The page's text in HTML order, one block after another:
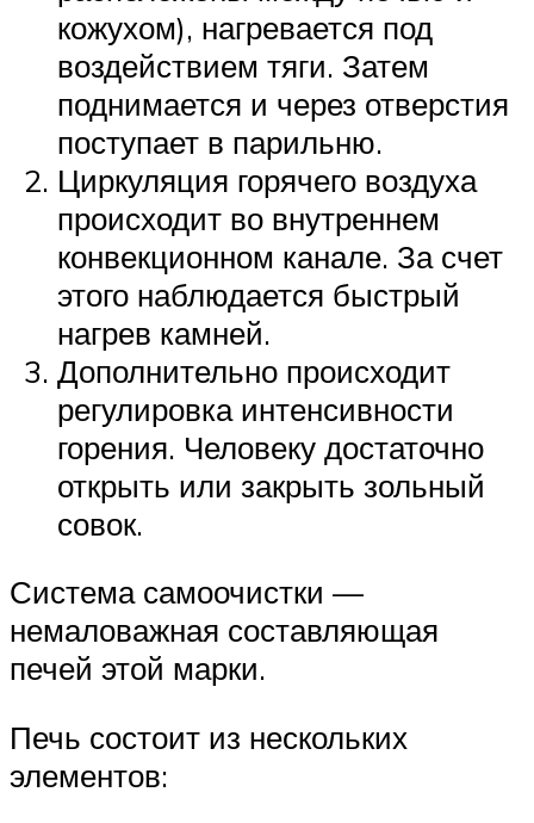
кожухом), нагревается под
воздействием тяги. Затем
поднимается и через отверстия
поступает в парильню.
Циркуляция горячего воздуха
происходит во внутреннем
конвекционном канале. За счет
этого наблюдается быстрый
нагрев камней.
Дополнительно происходит
регулировка интенсивности
горения. Человеку достаточно
открыть или закрыть зольный
совок.
Система самоочистки —
немаловажная составляющая
печей этой марки.
Печь состоит из нескольких
элементов: